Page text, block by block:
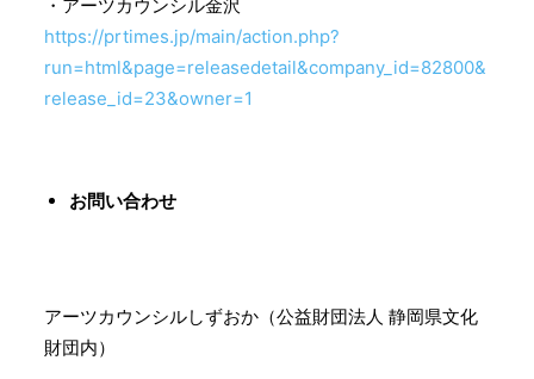
・アーツカウンシル金沢
https://prtimes.jp/main/action.php?
run=html&page=releasedetail&company_id=82800&
release_id=23&owner=1
お問い合わせ
アーツカウンシルしずおか（公益財団法人 静岡県文化
財団内）